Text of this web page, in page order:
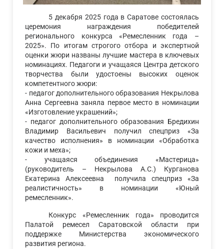
5 декабря 2025 года в Саратове состоялась
церемония награждения победителей
регионального конкурса «Ремесленник года –
2025». По итогам строгого отбора и экспертной
оценки жюри названы лучшие мастера в ключевых
номинациях. Педагоги и учащаяся Центра детского
творчества были удостоены высоких оценок
компетентного жюри:
- педагог дополнительного образования Некрылова
Анна Сергеевна заняла первое место в номинации
«Изготовление украшений»;
- педагог дополнительного образования Бредихин
Владимир Васильевич получил спецприз «За
качество исполнения» в номинации «Обработка
кожи и меха»;
- учащаяся объединения «Мастерица»
(руководитель – Некрылова А.С.) Курганова
Екатерина Алексеевна получила спецприз «За
реалистичность» в номинации «Юный
ремесленник».
Конкурс «Ремесленник года» проводится
Палатой ремесел Саратовской области при
поддержке Министерства экономического
развития региона.